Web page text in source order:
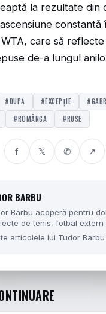
la rezultate din
constantă
care să
de-a lungul
#DUPĂ #EXCEPȚIE
#ROMÂNCA #RUSE
f 𝕏 ✆ ↗
BARBU
Barbu acoperă pentru
de tenis, fotbal extern
articolele lui Tudor